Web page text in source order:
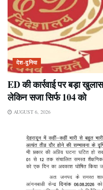
देश-दुनिया
ED की कार्रवाई पर बड़ा
लेकिन सजा सिर्फ 104 को
AUGUST 6, 2026